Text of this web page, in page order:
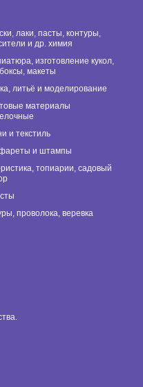
лаки, пасты, контуры,
и др. химия
изготовление кукол,
макеты
литьё и моделирование
материалы
и текстиль
и штампы
топиарии, садовый
проволока, веревка